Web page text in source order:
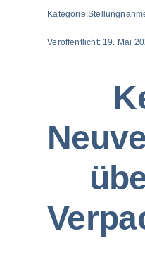
Kategorie:
Veröffentlicht: 19. Mai